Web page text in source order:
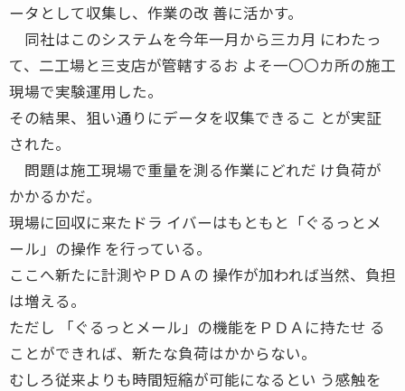
ータとして収集し、作業の改 善に活かす。
同社はこのシステムを今年一月から三カ月 にわたっ
て、二工場と三支店が管轄するお よそ一〇〇カ所の施工
現場で実験運用した。
その結果、狙い通りにデータを収集できるこ とが実証
された。
問題は施工現場で重量を測る作業にどれだ け負荷が
かかるかだ。
現場に回収に来たドラ イバーはもともと「ぐるっとメ
ール」の操作 を行っている。
ここへ新たに計測やＰＤＡの 操作が加われば当然、負担
は増える。
ただし 「ぐるっとメール」の機能をＰＤＡに持たせ る
ことができれば、新たな負荷はかからない。
むしろ従来よりも時間短縮が可能になるとい う感触を